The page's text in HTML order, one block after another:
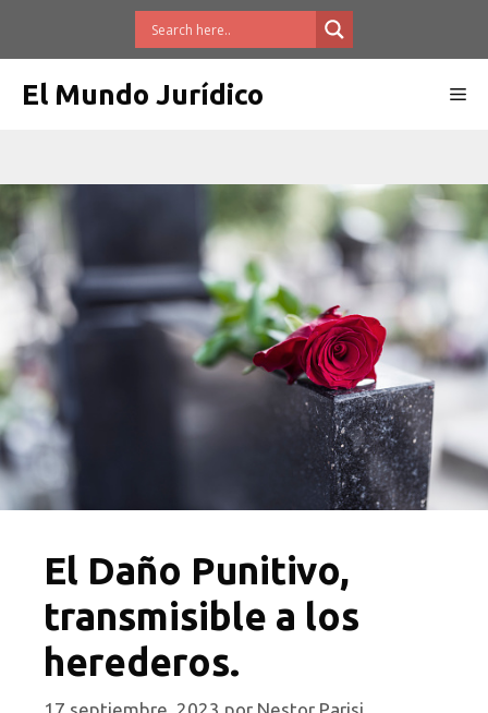
El Mundo Jurídico
El Daño Punitivo,
transmisible a los
herederos.